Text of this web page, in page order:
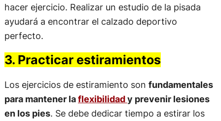
hacer ejercicio. Realizar un estudio de la pisada
ayudará a encontrar el calzado deportivo
perfecto.
3. Practicar estiramientos
Los ejercicios de estiramiento son fundamentales
para mantener laflexibilidady prevenir lesiones
en los pies. Se debe dedicar tiempo a estirar los